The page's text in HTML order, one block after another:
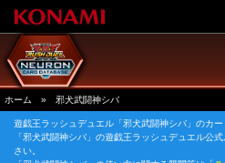
ホーム » 邪犬武闘神シバ
遊戯王ラッシュデュエル「邪犬武闘神シバ」のカー
「邪犬武闘神シバ」の遊戯王ラッシュデュエル公
さい。